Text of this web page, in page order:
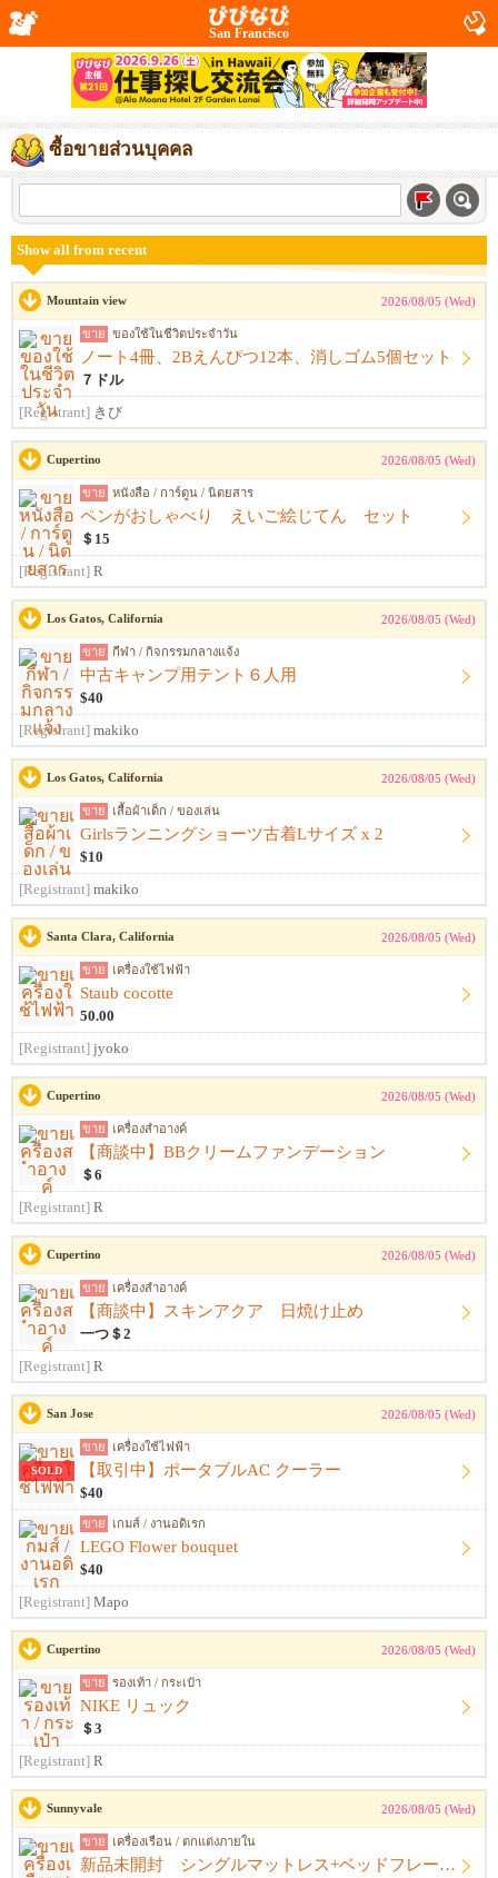
San Francisco
ซื้อขายส่วนบุคคล
Show all from recent
Mountain view 2026/08/05 (Wed)
ขาย ของใช้ในชีวิตประจำวัน
ノート4冊、2Bえんぴつ12本、消しゴム5個セット
７ドル
[Registrant] きび
Cupertino 2026/08/05 (Wed)
ขาย หนังสือ / การ์ตูน / นิตยสาร
ペンがおしゃべり えいご絵じてん セット
＄15
[Registrant] R
Los Gatos, California 2026/08/05 (Wed)
ขาย กีฬา / กิจกรรมกลางแจ้ง
中古キャンプ用テント６人用
$40
[Registrant] makiko
Los Gatos, California 2026/08/05 (Wed)
ขาย เสื้อผ้าเด็ก / ของเล่น
Girlsランニングショーツ古着Lサイズ x 2
$10
[Registrant] makiko
Santa Clara, California 2026/08/05 (Wed)
ขาย เครื่องใช้ไฟฟ้า
Staub cocotte
50.00
[Registrant] jyoko
Cupertino 2026/08/05 (Wed)
ขาย เครื่องสำอางค์
【商談中】BBクリームファンデーション
＄6
[Registrant] R
Cupertino 2026/08/05 (Wed)
ขาย เครื่องสำอางค์
【商談中】スキンアクア 日焼け止め
一つ＄2
[Registrant] R
San Jose 2026/08/05 (Wed)
SOLD
ขาย เครื่องใช้ไฟฟ้า
【取引中】ポータブルAC クーラー
$40
ขาย เกมส์ / งานอดิเรก
LEGO Flower bouquet
$40
[Registrant] Mapo
Cupertino 2026/08/05 (Wed)
ขาย รองเท้า / กระเป๋า
NIKE リュック
＄3
[Registrant] R
Sunnyvale 2026/08/05 (Wed)
ขาย เครื่องเรือน / ตกแต่งภายใน
新品未開封 シングルマットレス+ベッドフレーム+シーツ